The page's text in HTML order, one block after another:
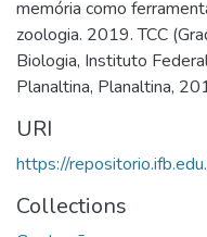
memória como
zoologia. 2019. TCC
Biologia, Instituto
Planaltina, Planaltina,
URI
https://
Collections